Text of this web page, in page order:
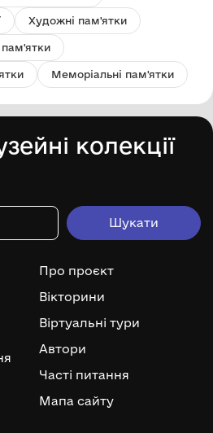
Художні пам'ятки
пам'ятки
Меморіальні пам'ятки
колекції
Про проєкт
Вікторини
Віртуальні тури
Автори
Часті питання
Мапа сайту